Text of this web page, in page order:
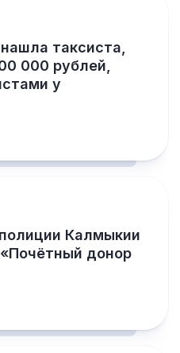
таксиста,
000 рублей,
у
Калмыкии
донор